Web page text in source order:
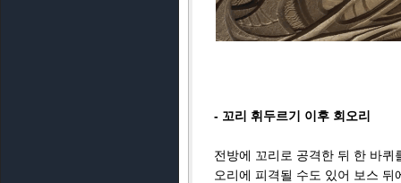
- 꼬리 휘두르기 이후 회오리
전방에 꼬리로 공격한 뒤 한 바
오리에 피격될 수도 있어 보스 뒤